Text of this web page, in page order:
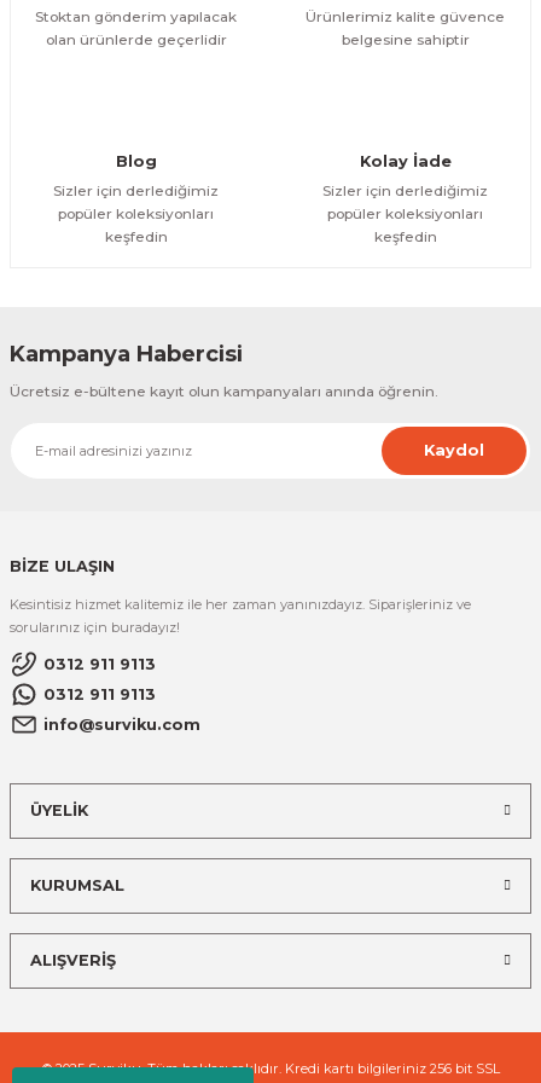
Stoktan gönderim yapılacak
olan ürünlerde geçerlidir
Ürünlerimiz kalite güvence
belgesine sahiptir
Blog
Sizler için derlediğimiz
popüler koleksiyonları
keşfedin
Kolay İade
Sizler için derlediğimiz
popüler koleksiyonları
keşfedin
Kampanya Habercisi
Ücretsiz e-bültene kayıt olun kampanyaları anında öğrenin.
Kaydol
BİZE ULAŞIN
Kesintisiz hizmet kalitemiz ile her zaman yanınızdayız. Siparişleriniz ve
sorularınız için buradayız!
0312 911 9113
0312 911 9113
info@surviku.com
ÜYELİK
KURUMSAL
ALIŞVERİŞ
© 2025 Surviku. Tüm hakları saklıdır. Kredi kartı bilgileriniz 256 bit SSL